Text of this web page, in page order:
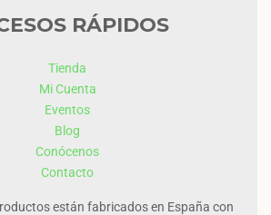
RÁPIDOS
Tienda
Mi Cuenta
Eventos
Blog
Conócenos
Contacto
están fabricados en España con